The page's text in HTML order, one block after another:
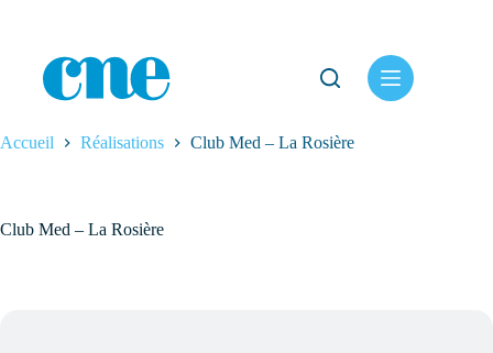
Accueil Réalisations Club Med – La Rosière
Club Med – La Rosière